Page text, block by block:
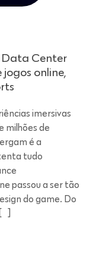
Center
online,
imersivas
milhões de
é a
tudo
passou a ser tão
do game. Do